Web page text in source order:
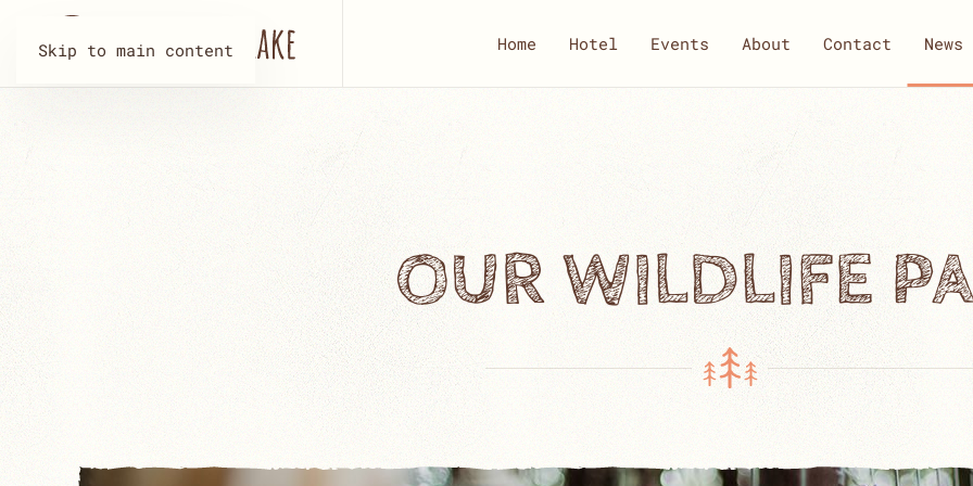
Skip to main content Home Hotel Events About Contact News
OUR WILDLIFE